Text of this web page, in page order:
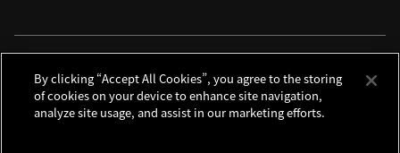
ソーシャルメディアアカウント
By clicking “Accept All Cookies”, you agree to the storing
of cookies on your device to enhance site navigation,
analyze site usage, and assist in our marketing efforts.